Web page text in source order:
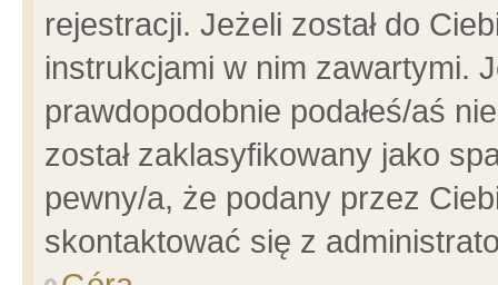
rejestracji. Jeżeli został do
instrukcjami w nim zawartymi.
prawdopodobnie podałeś/aś
został zaklasyfikowany jako
pewny/a, że podany przez
skontaktować się z